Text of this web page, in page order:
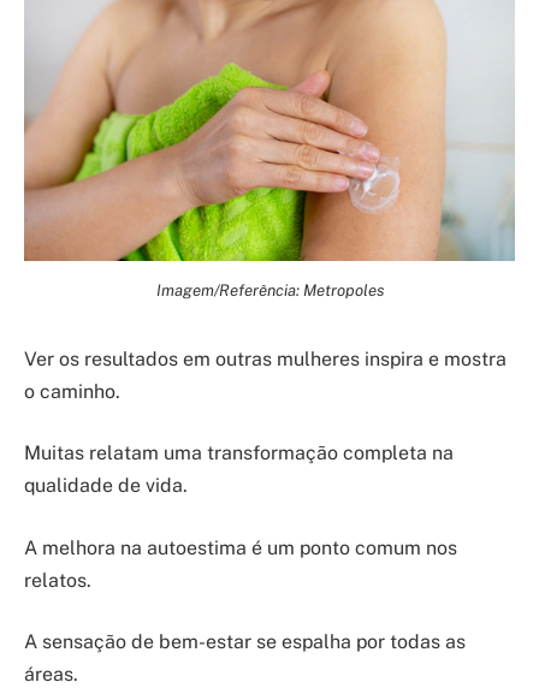
Imagem/Referência: Metropoles
Ver os resultados em outras mulheres inspira e mostra
o caminho.
Muitas relatam uma transformação completa na
qualidade de vida.
A melhora na autoestima é um ponto comum nos
relatos.
A sensação de bem-estar se espalha por todas as
áreas.